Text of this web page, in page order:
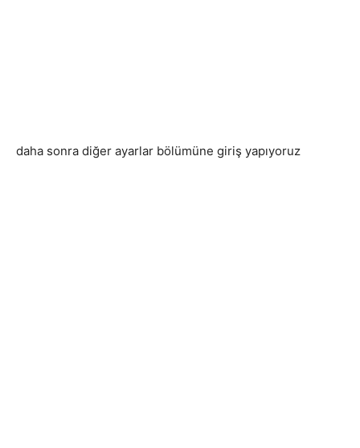
daha sonra diğer ayarlar bölümüne giriş yapıyoruz